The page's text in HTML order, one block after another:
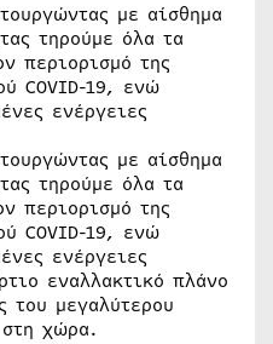
με αίσθημα
τηρούμε όλα τα
περιορισμό της
COVID-19, ενώ
ενέργειες
με αίσθημα
τηρούμε όλα τα
περιορισμό της
COVID-19, ενώ
ενέργειες
εναλλακτικό πλάνο
του μεγαλύτερου
χώρα.